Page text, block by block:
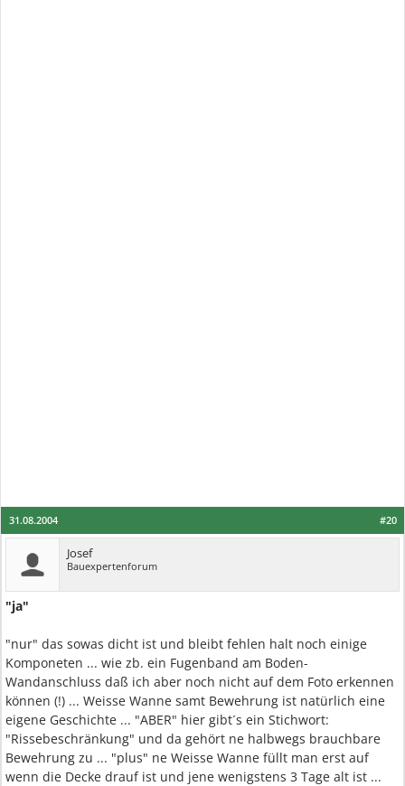
#20
31.08.2004
Josef
Bauexpertenforum
"ja"
"nur" das sowas dicht ist und bleibt fehlen halt noch einige
Komponeten ... wie zb. ein Fugenband am Boden-
Wandanschluss daß ich aber noch nicht auf dem Foto erkennen
können (!) ... Weisse Wanne samt Bewehrung ist natürlich eine
eigene Geschichte ... "ABER" hier gibt´s ein Stichwort:
"Rissebeschränkung" und da gehört ne halbwegs brauchbare
Bewehrung zu ... "plus" ne Weisse Wanne füllt man erst auf
wenn die Decke drauf ist und jene wenigstens 3 Tage alt ist ...